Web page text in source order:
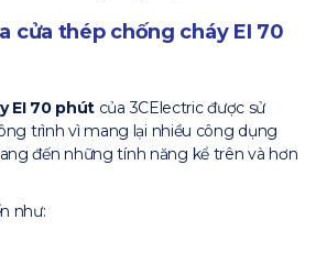
cửa thép chống cháy EI 70
EI 70 phút của 3CElectric được sử
trình vì mang lại nhiều công dụng
đến những tính năng kể trên và hơn
như: